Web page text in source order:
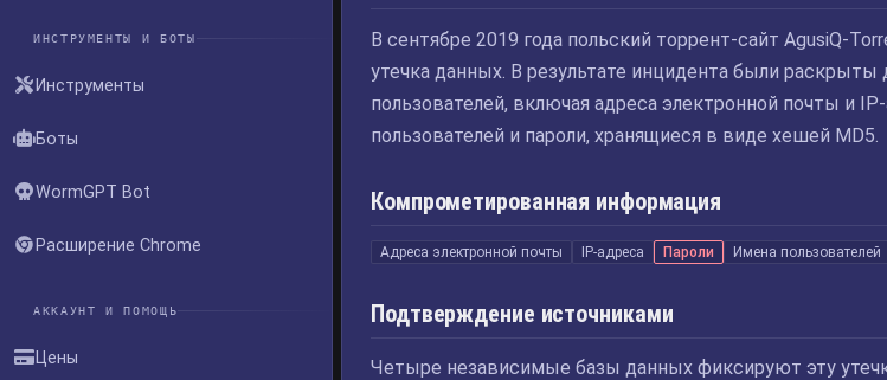
ИНСТРУМЕНТЫ И БОТЫ
Инструменты
Боты
WormGPT Bot
Расширение Chrome
АККАУНТ И ПОМОЩЬ
Цены
В сентябре 2019 года польский торрент-сайт AgusiQ-
утечка данных. В результате инцидента были раскрыты
пользователей, включая адреса электронной почты и
пользователей и пароли, хранящиеся в виде хешей MD5.
Компрометированная информация
Адреса электронной почты IP-адреса Пароли Имена пользователей
Подтверждение источниками
Четыре независимые базы данных фиксируют эту